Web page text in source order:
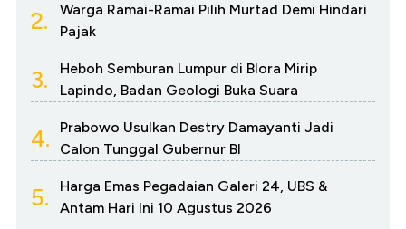
2.
Warga Ramai-Ramai Pilih Murtad Demi Hindari
Pajak
3.
Heboh Semburan Lumpur di Blora Mirip
Lapindo, Badan Geologi Buka Suara
4.
Prabowo Usulkan Destry Damayanti Jadi
Calon Tunggal Gubernur BI
5.
Harga Emas Pegadaian Galeri 24, UBS &
Antam Hari Ini 10 Agustus 2026